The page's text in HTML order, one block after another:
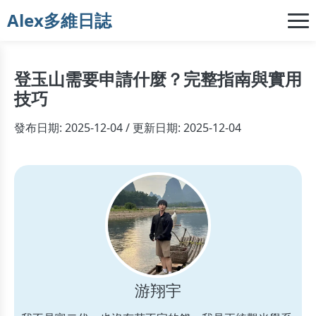
Alex多維日誌
登玉山需要申請什麼？完整指南與實用
技巧
發布日期: 2025-12-04 / 更新日期: 2025-12-04
游翔宇